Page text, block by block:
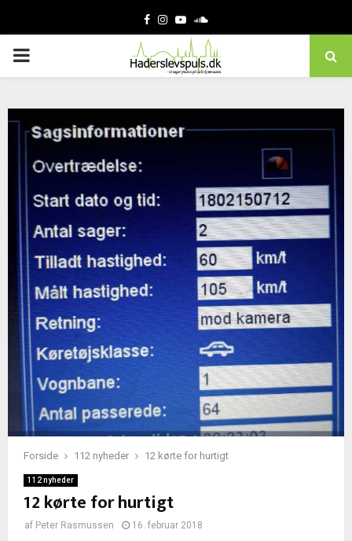
Facebook
Instagram
YoutubeSoundcloud
PRIMARY
Forside 112 nyheder 12 kørte for hurtigt
112 nyheder
12 kørte for hurtigt
af Peter Rasmussen 16. februar 2018